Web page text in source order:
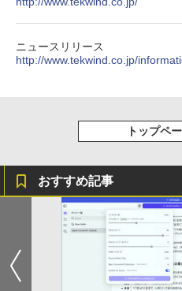
5 細胞の分
￥22,000
学/WEB会議
￥3,480
On My
￥250
ベルレス
スーパーの
￥810
ニュースリリース
http://www.tekwind.co.jp/
トップペ
おすすめ記事